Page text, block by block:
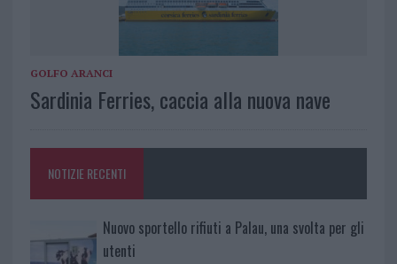
GOLFO ARANCI
Sardinia Ferries, caccia alla nuova nave
NOTIZIE RECENTI
Nuovo sportello rifiuti a Palau, una svolta per gli
utenti